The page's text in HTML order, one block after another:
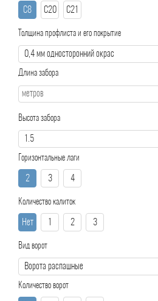
С8 С20 С21
Толщина профлиста и его покрытие
Длина забора
Высота забора
Горизонтальные лаги
2 3 4
Количество калиток
Нет 2 3
Вид ворот
Количество ворот